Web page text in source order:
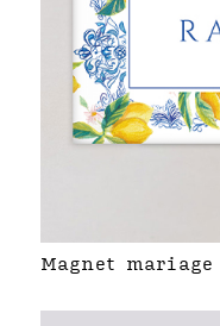
Magnet mariage